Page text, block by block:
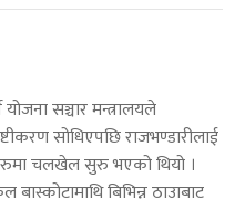
योजना सञ्चार मन्त्रालयले
सोधिएपछि राजभण्डारीलाई
चलखेल सुरु भएको थियो ।
बास्कोटामाथि बिभिन्न ठाउाबाट